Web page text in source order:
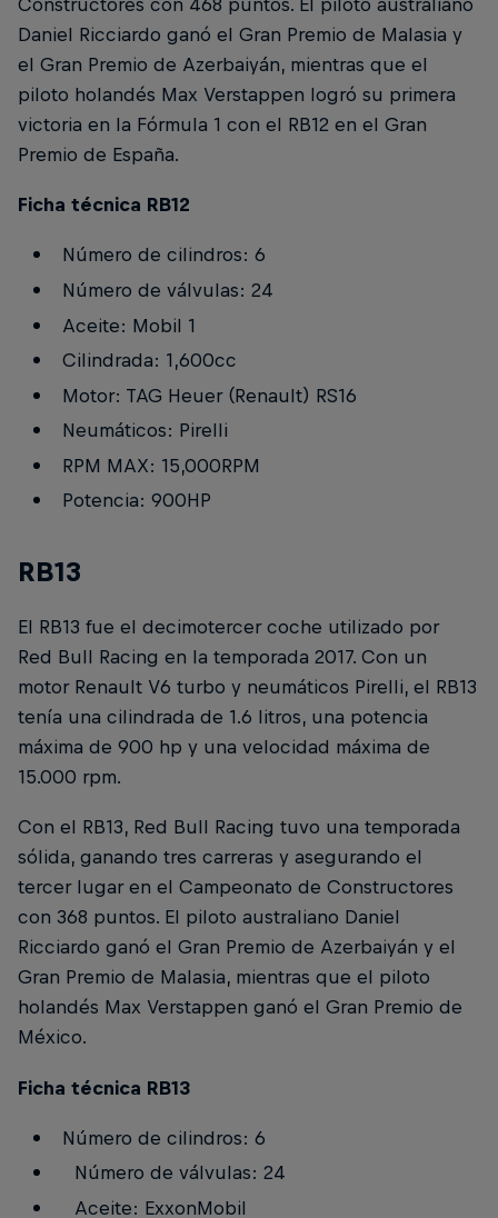
Constructores con 468 puntos. El piloto australiano
Daniel Ricciardo ganó el Gran Premio de Malasia y
el Gran Premio de Azerbaiyán, mientras que el
piloto holandés Max Verstappen logró su primera
victoria en la Fórmula 1 con el RB12 en el Gran
Premio de España.
Ficha técnica RB12
Número de cilindros: 6
Número de válvulas: 24
Aceite: Mobil 1
Cilindrada: 1,600cc
Motor: TAG Heuer (Renault) RS16
Neumáticos: Pirelli
RPM MAX: 15,000RPM
Potencia: 900HP
RB13
El RB13 fue el decimotercer coche utilizado por
Red Bull Racing en la temporada 2017. Con un
motor Renault V6 turbo y neumáticos Pirelli, el RB13
tenía una cilindrada de 1.6 litros, una potencia
máxima de 900 hp y una velocidad máxima de
15.000 rpm.
Con el RB13, Red Bull Racing tuvo una temporada
sólida, ganando tres carreras y asegurando el
tercer lugar en el Campeonato de Constructores
con 368 puntos. El piloto australiano Daniel
Ricciardo ganó el Gran Premio de Azerbaiyán y el
Gran Premio de Malasia, mientras que el piloto
holandés Max Verstappen ganó el Gran Premio de
México.
Ficha técnica RB13
Número de cilindros: 6
Número de válvulas: 24
Aceite: ExxonMobil